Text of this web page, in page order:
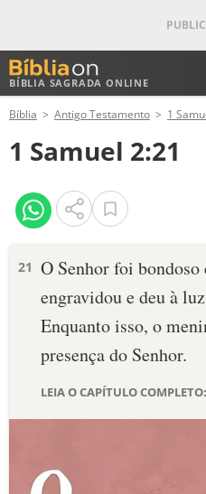
BÍBLIA SAGRADA ONLINE
ANTIGO TESTAMENTO
NOVO TESTAMENTO
VERSÍCULOS
PALAVRA DO DIA
DEVOCIONAL DIÁRIO
ESTUDOS BÍBLICOS
Bíblia Antigo Testamento 1
1 Samuel 2:21
21 O Senhor foi
engravidou e deu à
Enquanto isso, o
presença do Senhor.
LEIA O CAPÍTULO COMPLETO: